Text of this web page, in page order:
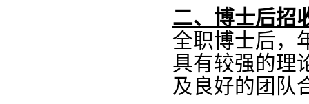
二、博士后招
全职博士后，
具有较强的理
及良好的团队